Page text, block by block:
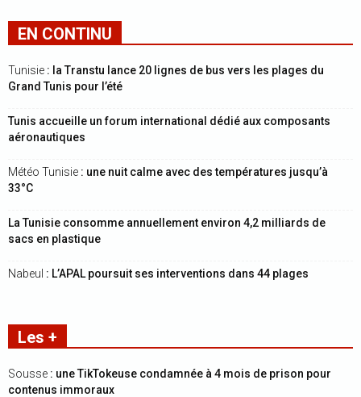
EN CONTINU
Tunisie : la Transtu lance 20 lignes de bus vers les plages du
Grand Tunis pour l’été
Tunis accueille un forum international dédié aux composants
aéronautiques
Météo Tunisie : une nuit calme avec des températures jusqu’à
33°C
La Tunisie consomme annuellement environ 4,2 milliards de
sacs en plastique
Nabeul : L’APAL poursuit ses interventions dans 44 plages
Les +
Sousse : une TikTokeuse condamnée à 4 mois de prison pour
contenus immoraux